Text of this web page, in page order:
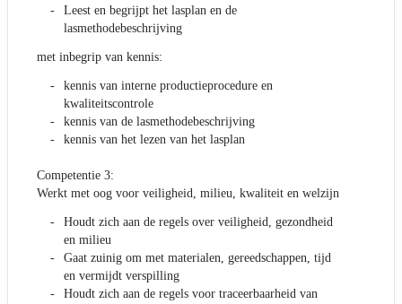
Leest en begrijpt het lasplan en de
lasmethodebeschrijving
met inbegrip van kennis:
kennis van interne productieprocedure en
kwaliteitscontrole
kennis van de lasmethodebeschrijving
kennis van het lezen van het lasplan
Competentie 3:
Werkt met oog voor veiligheid, milieu, kwaliteit en welzijn
Houdt zich aan de regels over veiligheid, gezondheid
en milieu
Gaat zuinig om met materialen, gereedschappen, tijd
en vermijdt verspilling
Houdt zich aan de regels voor traceerbaarheid van